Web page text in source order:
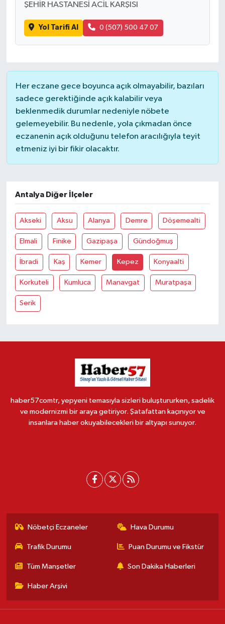
ŞEHİR HASTANESİ ACİL KARŞISI
Yol Tarifi Al 0 (507) 500 47 07
Her eczane gece boyunca açık olmayabilir, bazıları
sadece gerektiğinde açık kalabilir veya
beklenmedik durumlar nedeniyle nöbete
gelemeyebilir. Bu nedenle, yola çıkmadan önce
eczanenin açık olduğunu telefon aracılığıyla teyit
etmeniz iyi bir fikir olacaktır.
Antalya Diğer İlçeler
Akseki Aksu Alanya Demre Döşemealti
Elmali Finike Gazipaşa Gündoğmuş
İbradi Kaş Kemer Kepez Konyaalti
Korkuteli Kumluca Manavgat Muratpaşa
Serik
haber57comtr, yepyeni temasıyla sizleri buluştururken, sadelik
ve modernizmi bir araya getiriyor. Şatafattan kaçınıyor ve
insanlara haber okuyabilecekleri bir altyapı sunuyor.
Nöbetçi Eczaneler Hava Durumu
Trafik Durumu Puan Durumu ve Fikstür
Tüm Manşetler Son Dakika Haberleri
Haber Arşivi